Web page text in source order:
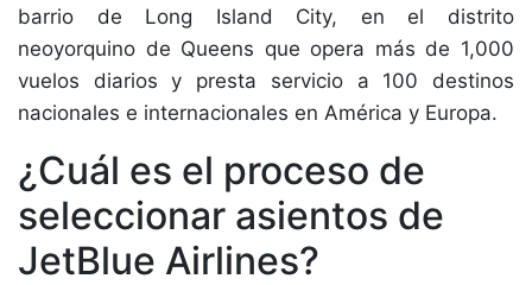
barrio de Long Island City, en el distrito
neoyorquino de Queens que opera más de 1,000
vuelos diarios y presta servicio a 100 destinos
nacionales e internacionales en América y Europa.
¿Cuál es el proceso de
seleccionar asientos de
JetBlue Airlines?